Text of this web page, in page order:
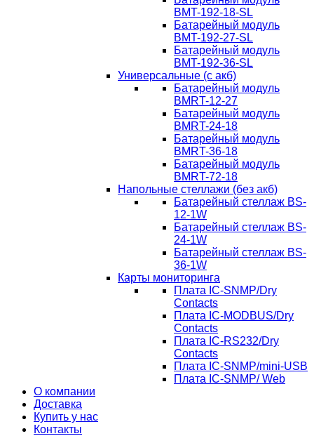
BMT-192-18-SL
Батарейный модуль
BMT-192-27-SL
Батарейный модуль
BMT-192-36-SL
Универсальные (с акб)
Батарейный модуль
BMRT-12-27
Батарейный модуль
BMRT-24-18
Батарейный модуль
BMRT-36-18
Батарейный модуль
BMRT-72-18
Напольные стеллажи (без акб)
Батарейный стеллаж BS-
12-1W
Батарейный стеллаж BS-
24-1W
Батарейный стеллаж BS-
36-1W
Карты мониторинга
Плата IC-SNMP/Dry
Contacts
Плата IC-MODBUS/Dry
Contacts
Плата IC-RS232/Dry
Contacts
Плата IC-SNMP/mini-USB
Плата IC-SNMP/ Web
О компании
Доставка
Купить у нас
Контакты